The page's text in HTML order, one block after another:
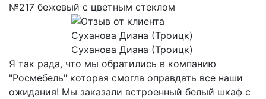
№217 бежевый с цветным стеклом
Суханова Диана (Троицк)
Я так рада, что мы обратились в компанию
"Росмебель" которая смогла оправдать все наши
ожидания! Мы заказали встроенный белый шкаф с